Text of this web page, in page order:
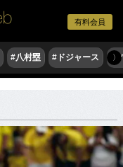
有料会員
#八村塁 #ドジャース #
〉